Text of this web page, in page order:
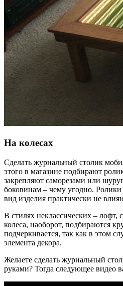
На колесах
Сделать журнальный столик
этого в магазине подбирают
закрепляют саморезами или
боковинам – чему угодно.
вид изделия практически не
В стилях неклассических – лофт,
колеса, наоборот, подбираются
подчеркивается, так как в этом
элемента декора.
Желаете сделать журнальный
руками? Тогда следующее видео